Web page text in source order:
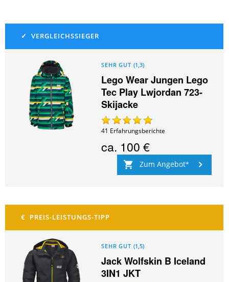
SEHR GUT (1,3)
Lego Wear Jungen Lego
Tec Play Lwjordan 723-
Skijacke
41 Erfahrungsberichte
ca. 100 €
Zum Angebot
SEHR GUT (1,5)
Jack Wolfskin B Iceland
3IN1 JKT